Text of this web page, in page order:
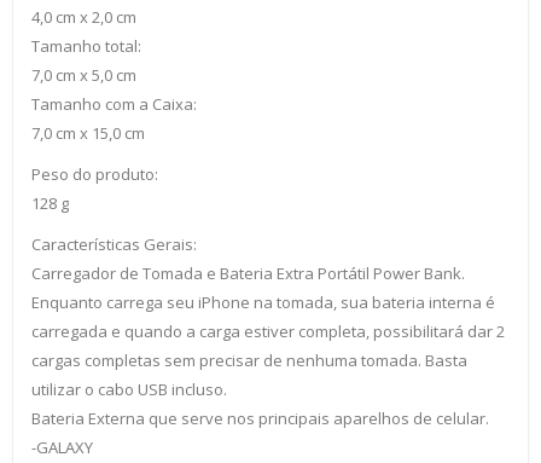
4,0 cm x 2,0 cm
Tamanho total:
7,0 cm x 5,0 cm
Tamanho com a Caixa:
7,0 cm x 15,0 cm
Peso do produto:
128 g
Características Gerais:
Carregador de Tomada e Bateria Extra Portátil Power Bank.
Enquanto carrega seu iPhone na tomada, sua bateria interna é
carregada e quando a carga estiver completa, possibilitará dar 2
cargas completas sem precisar de nenhuma tomada. Basta
utilizar o cabo USB incluso.
Bateria Externa que serve nos principais aparelhos de celular.
-GALAXY